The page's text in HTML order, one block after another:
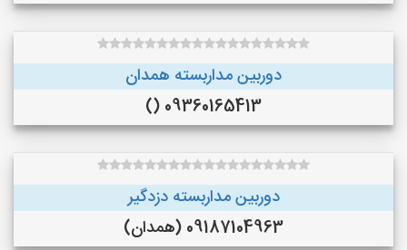
دوربین مداربسته همدان
09360165413 ()
دوربین مداربسته دزدگیر
09187104963 (همدان)